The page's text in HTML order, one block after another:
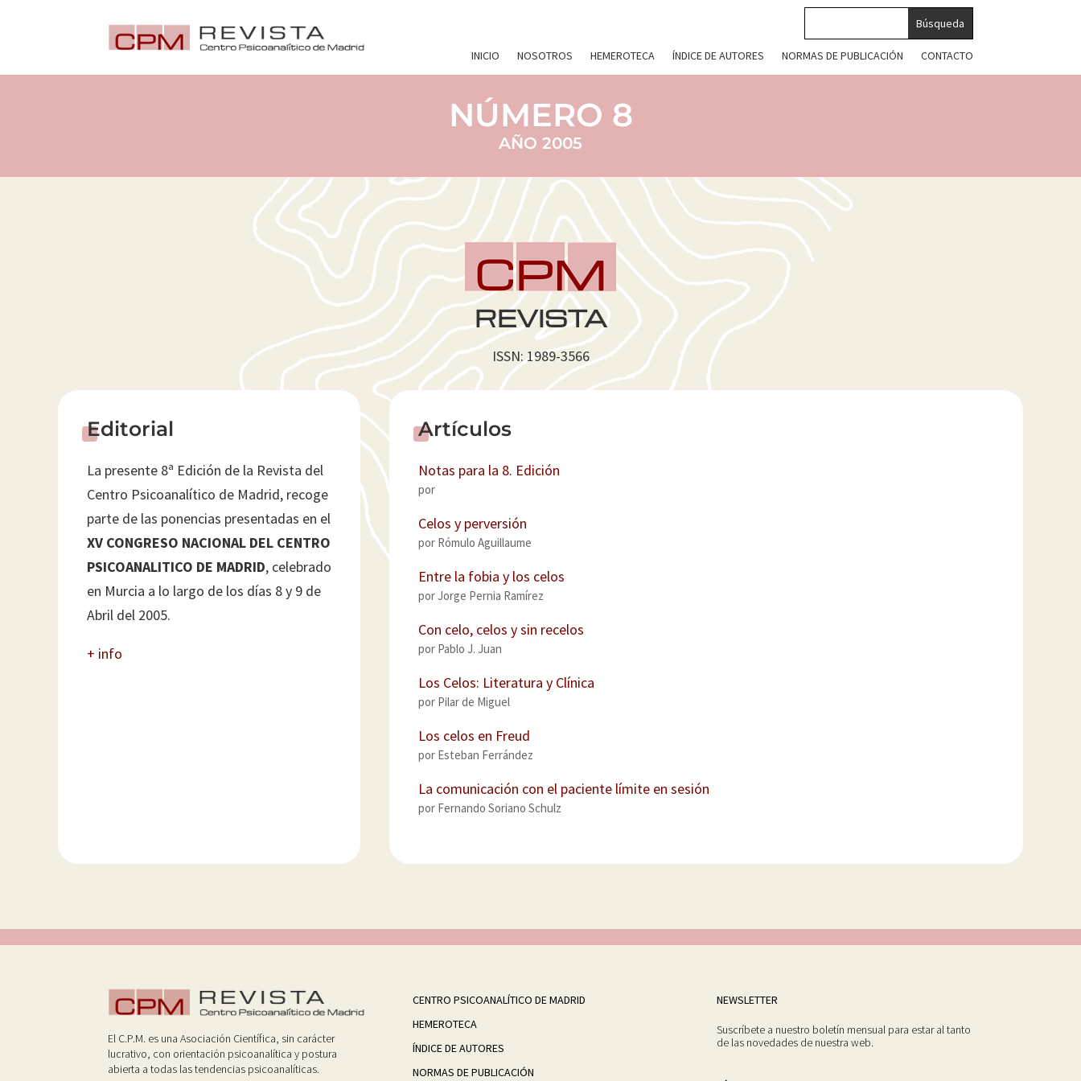
INICIO NOSOTROS HEMEROTECA ÍNDICE DE AUTORES NORMAS DE PUBLICACIÓN CONTACTO
NÚMERO 8
AÑO 2005
REVISTA
ISSN: 1989-3566
Editorial
^
La presente 8ª Edición de la Revista del
Centro Psicoanalítico de Madrid, recoge
parte de las ponencias presentadas en el
XV CONGRESO NACIONAL DEL CENTRO
PSICOANALITICO DE MADRID, celebrado
en Murcia a lo largo de los días 8 y 9 de
Abril del 2005.
+ info
Artículos
^
Notas para la 8. Edición
por
Celos y perversión
por Rómulo Aguillaume
Entre la fobia y los celos
porJorge Pernia Ramírez
Con celo, celos y sin recelos
por Pablo J. Juan
Los Celos: Literatura y Clínica
por Pilar de Miguel
Los celos en Freud
por Esteban Ferrández
La comunicación con el paciente límite en sesión
por Fernando Soriano Schulz
El C.P.M. es una Asociación Científica, sin carácter
lucrativo, con orientación psicoanalítica y postura
abierta a todas las tendencias psicoanalíticas.
CENTRO PSICOANALÍTICO DE MADRID
HEMEROTECA
ÍNDICE DE AUTORES
NORMAS DE PUBLICACIÓN
NEWSLETTER
Suscríbete a nuestro boletín mensual para estar al tanto
de las novedades de nuestra web.